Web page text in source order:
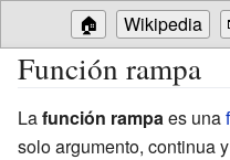
🏠 Wikipedia
Función rampa
Lafunción rampa es una
solo argumento, continua